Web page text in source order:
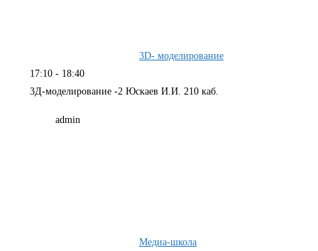
3D- моделирование
17:10 - 18:40
3Д-моделирование -2 Юскаев И.И. 210 каб.
admin
Медиа-школа